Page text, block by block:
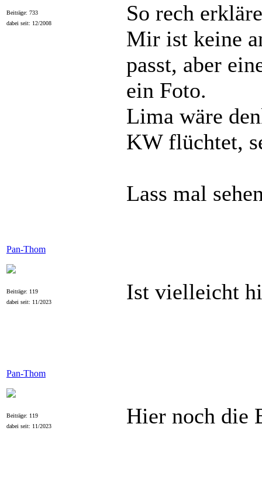
Beiträge: 733
dabei seit: 12/2008
So rech
Mir ist keine
passt, aber
ein Foto.
Lima wäre
KW flüchtet,
Lass mal
Pan-Thom
Beiträge: 119
dabei seit: 11/2023
Ist vielleicht
Pan-Thom
Beiträge: 119
dabei seit: 11/2023
Hier noch die